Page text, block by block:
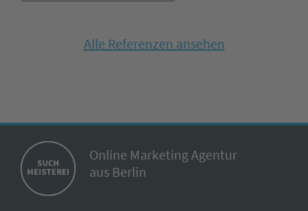
Alle Referenzen ansehen
Online Marketing Agentur
aus Berlin